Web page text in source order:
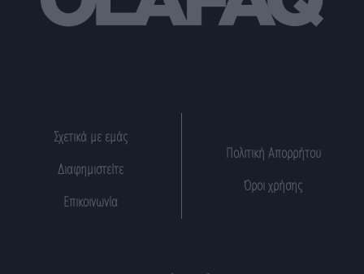
Σχετικά με εμάς
Διαφημιστείτε
Επικοινωνία
Πολιτική Απορρήτου
Όροι χρήσης